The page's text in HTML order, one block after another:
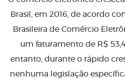
Brasil, em 2016, de acordo
Brasileira de Comércio
um faturamento de R$
entanto, durante o rápido
nenhuma legislação